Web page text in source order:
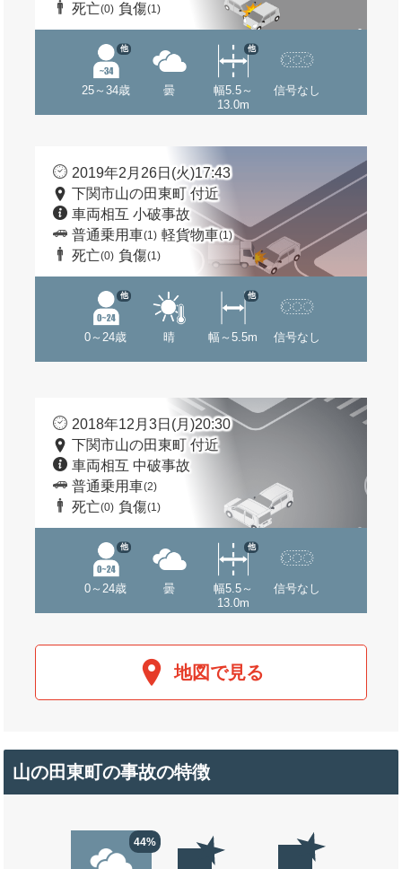
死亡(0) 負傷(1)
25～34歳
他
曇
幅5.5～
13.0m
他
信号なし
2019年2月26日(火)17:43
下関市山の田東町 付近
車両相互 小破事故
普通乗用車(1) 軽貨物車(1)
死亡(0) 負傷(1)
0～24歳
他
晴 幅～5.5m
他
信号なし
2018年12月3日(月)20:30
下関市山の田東町 付近
車両相互 中破事故
普通乗用車(2)
死亡(0) 負傷(1)
0～24歳
他
曇
幅5.5～
13.0m
他
信号なし
地図で見る
山の田東町の事故の特徴
44%